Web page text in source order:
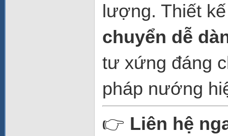
lượng. Thiết
chuyển dễ
tư xứng đáng
pháp nướng
👉 Liên hệ